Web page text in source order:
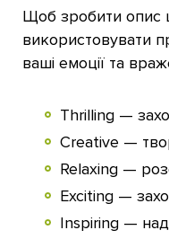
Щоб зробити опис
використовувати
ваші емоції та
Thrilling —
Creative —
Relaxing —
Exciting —
Inspiring —